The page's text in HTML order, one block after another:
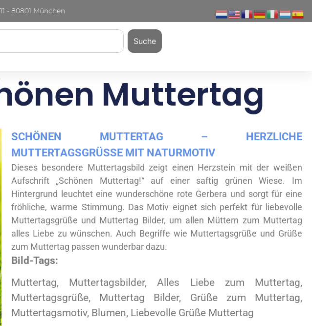
- 80801 München
Suche
Muttertag
SCHÖNEN MUTTERTAG – HERZLICHE
MUTTERTAGSGRÜSSE MIT NATURMOTIV
Dieses besondere Muttertagsbild zeigt einen Herzstein mit der weißen
Aufschrift „Schönen Muttertag!“ auf einer saftig grünen Wiese. Im
Hintergrund leuchtet eine wunderschöne rote Gerbera und sorgt für eine
fröhliche, warme Stimmung. Das Motiv eignet sich perfekt für liebevolle
Muttertagsgrüße und Muttertag Bilder, um allen Müttern zum Muttertag
alles Liebe zu wünschen. Auch Begriffe wie Muttertagsgrüße und Grüße
zum Muttertag passen wunderbar dazu.
Bild-Tags:
Muttertag, Muttertagsbilder, Alles Liebe zum Muttertag,
Muttertagsgrüße, Muttertag Bilder, Grüße zum Muttertag,
Muttertagsmotiv, Blumen, Liebevolle Grüße Muttertag